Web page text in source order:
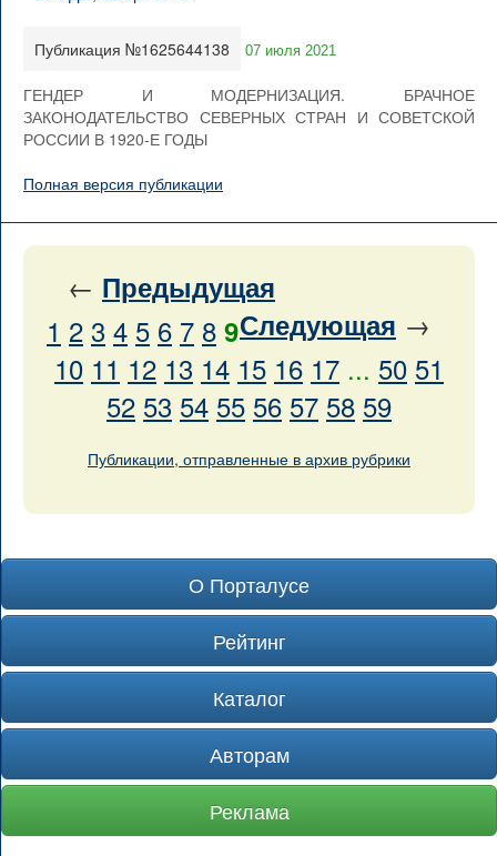
Публикация №1625644138 07 июля 2021
ГЕНДЕР И МОДЕРНИЗАЦИЯ. БРАЧНОЕ
ЗАКОНОДАТЕЛЬСТВО СЕВЕРНЫХ СТРАН И СОВЕТСКОЙ
РОССИИ В 1920-Е ГОДЫ
Полная версия публикации
← Предыдущая
Следующая →
1 2 3 4 5 6 7 8 9
10 11 12 13 14 15 16 17 ... 50 51
52 53 54 55 56 57 58 59
Публикации, отправленные в архив рубрики
О Порталусе
Рейтинг
Каталог
Авторам
Реклама